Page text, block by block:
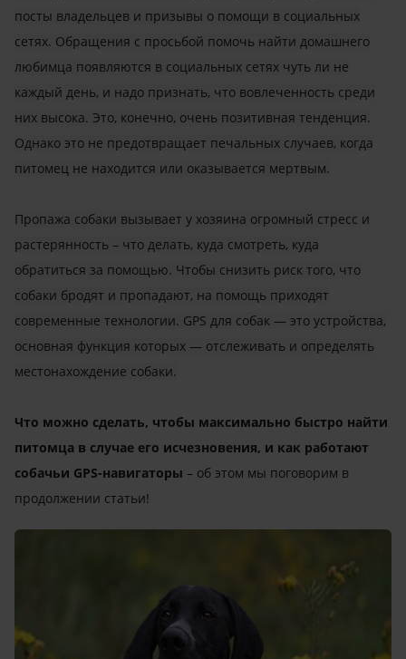
посты владельцев и призывы о помощи в социальных
сетях. Обращения с просьбой помочь найти домашнего
любимца появляются в социальных сетях чуть ли не
каждый день, и надо признать, что вовлеченность среди
них высока. Это, конечно, очень позитивная тенденция.
Однако это не предотвращает печальных случаев, когда
питомец не находится или оказывается мертвым.
Пропажа собаки вызывает у хозяина огромный стресс и
растерянность – что делать, куда смотреть, куда
обратиться за помощью. Чтобы снизить риск того, что
собаки бродят и пропадают, на помощь приходят
современные технологии. GPS для собак — это устройства,
основная функция которых — отслеживать и определять
местонахождение собаки.
Что можно сделать, чтобы максимально быстро найти
питомца в случае его исчезновения, и как работают
собачьи GPS-навигаторы – об этом мы поговорим в
продолжении статьи!